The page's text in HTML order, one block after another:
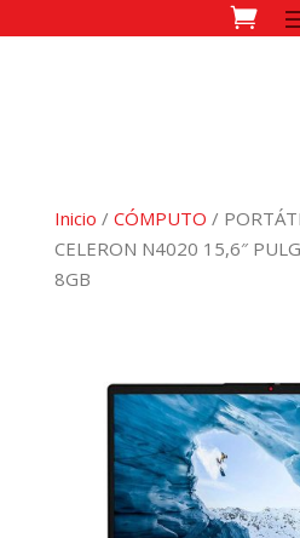
Inicio / CÓMPUTO /
CELERON N4020 15,6″
8GB